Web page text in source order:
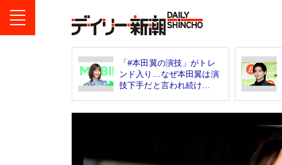
「#本田翼の演技」がトレ
ンド入り…なぜ本田翼は演
技下手だと言われ続け...